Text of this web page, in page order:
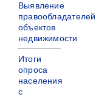
Выявление
правообладателей
объектов
недвижимости
Итоги
опроса
населения
с